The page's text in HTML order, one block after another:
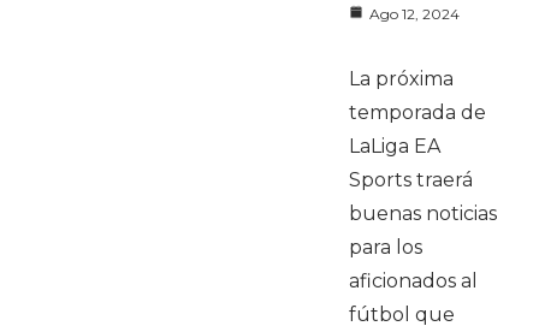
Ago 12, 2024
La próxima
temporada de
LaLiga EA
Sports traerá
buenas noticias
para los
aficionados al
fútbol que